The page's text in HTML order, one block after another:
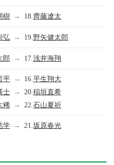
樹 → 18. 齊藤遼太
弘 → 19. 野矢健太郎
郎 → 17. 浅井海翔
平 → 16. 平生翔大
士 → 20. 稲垣直希
稀 → 22. 石山夏祈
学 → 21. 坂原春光